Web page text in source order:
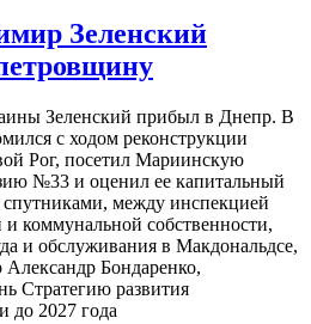
Зеленский
Зеленский прибыл в Днепр. В
с ходом реконструкции
Рог, посетил Мариинскую
№33 и оценил ее капитальный
между инспекцией
и коммунальной собственности,
и обслуживания в Макдональдсе,
Бондаренко,
Стратегию развития
до 2027 года